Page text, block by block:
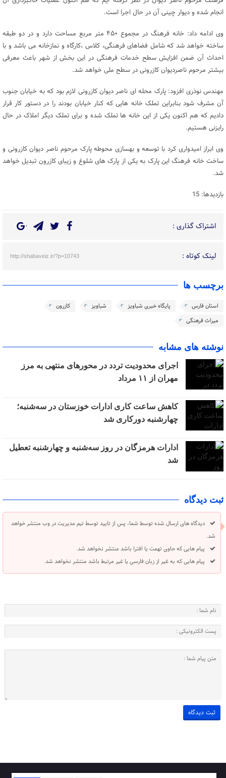
انجام شده و دیوار چینی آن در حال اجرا است.
وی ادامه داد: خانه فرهنگ در مجموع ۴۵۰ متر مربع مساحت دارد و در دو طبقه
ساخته خواهد شد که شامل فضاهای فرهنگی، کلاس ،کارگاه و نمازخانه می باشد و با
احداث آن ضمن افزایش سطح خدمات فرهنگی در این بخش از شهر باعث معرفی
بیشتر مرحوم ناصردیوان کازرونی در سطح ملی خواهد شد.
مهندس نوذری افزود: پارک محله ای ناصر دیوان کازرونی لازم بود که به خیابان جنوب
آن مشرف شود بنابراین تملک خانه هایی که کنار خیابان بودند را در دستور کار قرار
دادیم که هم اکنون یکی از این خانه ها تملک شده و برای تملک دیگر املاک در حال
رایزنی هستیم.
وی ابراز امیدواری کرد با توسعه و بهسازی محوطه پارک مرحوم ناصر دیوان کازرونی و
ساخت خانه فرهنگ این پارک به یکی از پارک های شلوغ و زیبای کازرون تبدیل خواهد
شد.
بازدیدها: 15
اشتراک گذاری :
لینک کوتاه : http://shabaveiz.ir/?p=10743
برچسب ها
استان فارس پایگاه خبری شباویز شباویز
کازرون
میراث فرهنگی
نوشته های مشابه
اجرای محدودیت تردد در محورهای منتهی به مرز
مهران از ۱۱ مرداد
کاهش ساعت کاری ادارات خوزستان در سه‌شنبه؛
چهارشنبه دورکاری شد
ادارات هرمزگان در روز سه‌شنبه و چهارشنبه تعطیل
شد
ثبت دیدگاه
دیدگاه های ارسال شده توسط شما، پس از تایید توسط تیم مدیریت در وب منتشر خواهد
شد.
پیام هایی که حاوی تهمت یا افترا باشد منتشر نخواهد شد.
پیام هایی که به غیر از زبان فارسی یا غیر مرتبط باشد منتشر نخواهد شد.